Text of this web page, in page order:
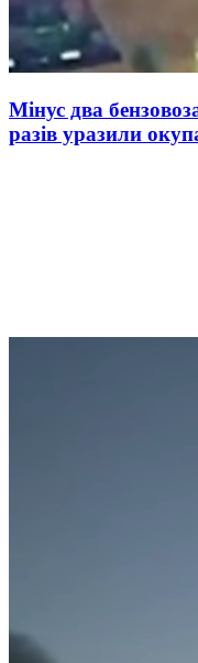
Мінус два
разів уразили